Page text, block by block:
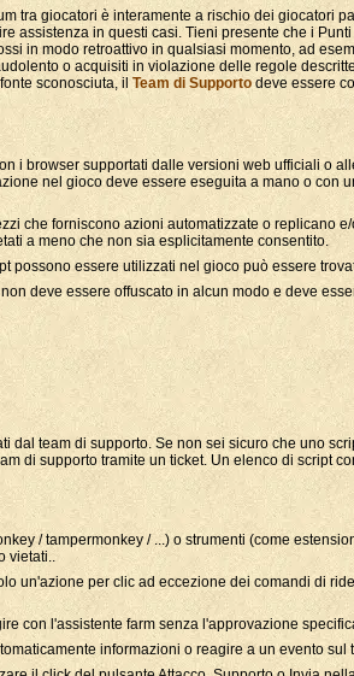
tra giocatori è interamente a rischio dei giocatori
assistenza in questi casi. Tieni presente che i
in modo retroattivo in qualsiasi momento, ad
o acquisiti in violazione delle regole
sconosciuta, il Team di Supportodeve essere
i browser supportati dalle versioni web ufficiali o
nel gioco deve essere eseguita a mano o con
che forniscono azioni automatizzate o replicano
a meno che non sia esplicitamente consentito.
possono essere utilizzati nel gioco può essere
deve essere offuscato in alcun modo e deve
dal team di supporto. Se non sei sicuro che uno
di supporto tramite un ticket. Un elenco di script
/ tampermonkey / ...) o strumenti (come
vietati..
un'azione per clic ad eccezione dei comandi di
con l'assistente farm senza l'approvazione
informazioni o reagire a un evento sul